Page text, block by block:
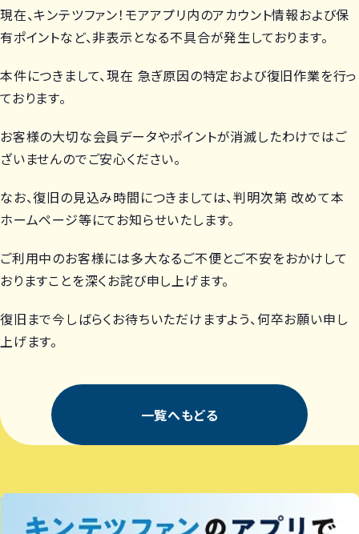
現在、キンテツファン！モアアプリ内のアカウント情報および保
有ポイントなど、非表示となる不具合が発生しております。
本件につきまして、現在 急ぎ原因の特定および復旧作業を行っ
ております。
お客様の大切な会員データやポイントが消滅したわけではご
ざいませんのでご安心ください。
なお、復旧の見込み時間につきましては、判明次第 改めて本
ホームページ等にてお知らせいたします。
ご利用中のお客様には多大なるご不便とご不安をおかけして
おりますことを深くお詫び申し上げます。
復旧まで今しばらくお待ちいただけますよう、何卒お願い申し
上げます。
一覧へもどる